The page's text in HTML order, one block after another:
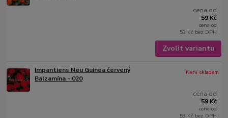
cena od
59 Kč
cena od
53 Kč bez DPH
Zvolit variantu
Impantiens Neu Guinea červený
Balzamína - 020
cena od
59 Kč
cena od
53 Kč bez DPH
Není skladem